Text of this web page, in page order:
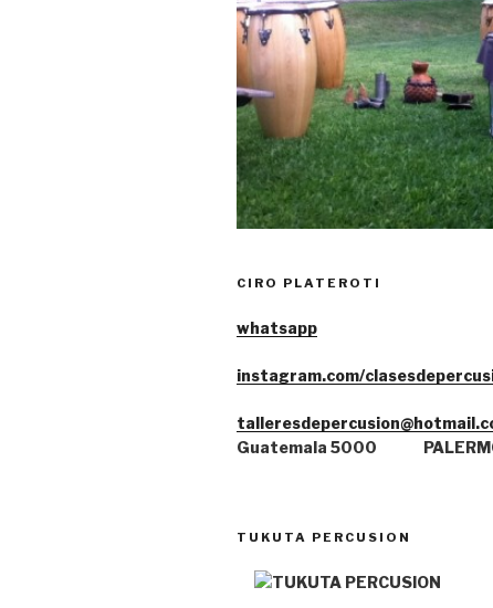
CIRO PLATEROTI
whatsapp
instagram.com/
Guatemala 5000
TUKUTA PERCUSION